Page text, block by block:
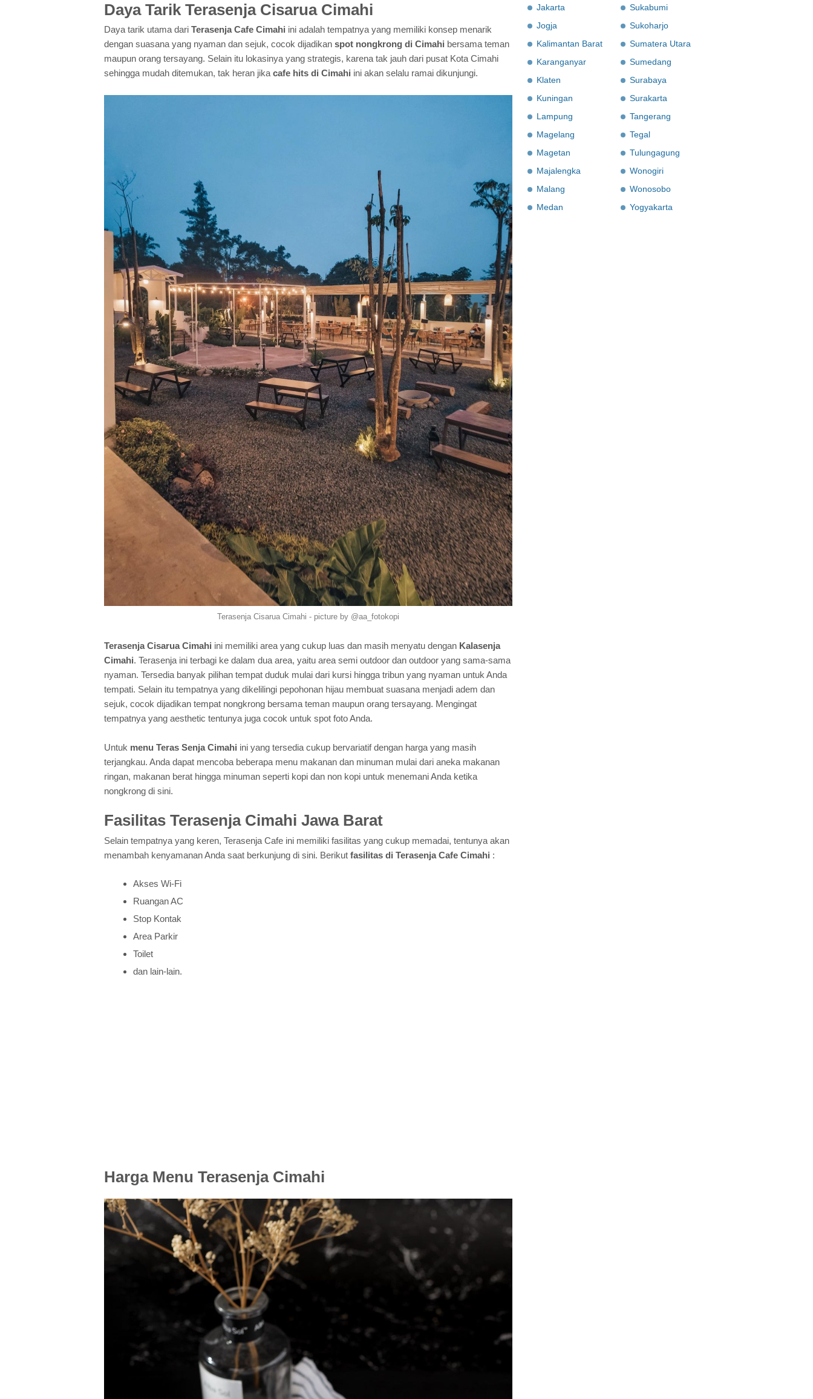
Daya Tarik Terasenja Cisarua Cimahi
Daya tarik utama dari Terasenja Cafe Cimahi ini adalah tempatnya yang memiliki konsep menarik
dengan suasana yang nyaman dan sejuk, cocok dijadikan spot nongkrong di Cimahi bersama teman
maupun orang tersayang. Selain itu lokasinya yang strategis, karena tak jauh dari pusat Kota Cimahi
sehingga mudah ditemukan, tak heran jika cafe hits di Cimahi ini akan selalu ramai dikunjungi.
Terasenja Cisarua Cimahi - picture by @aa_fotokopi
Terasenja Cisarua Cimahi ini memiliki area yang cukup luas dan masih menyatu dengan Kalasenja
Cimahi. Terasenja ini terbagi ke dalam dua area, yaitu area semi outdoor dan outdoor yang sama-sama
nyaman. Tersedia banyak pilihan tempat duduk mulai dari kursi hingga tribun yang nyaman untuk Anda
tempati. Selain itu tempatnya yang dikelilingi pepohonan hijau membuat suasana menjadi adem dan
sejuk, cocok dijadikan tempat nongkrong bersama teman maupun orang tersayang. Mengingat
tempatnya yang aesthetic tentunya juga cocok untuk spot foto Anda.
Untuk menu Teras Senja Cimahi ini yang tersedia cukup bervariatif dengan harga yang masih
terjangkau. Anda dapat mencoba beberapa menu makanan dan minuman mulai dari aneka makanan
ringan, makanan berat hingga minuman seperti kopi dan non kopi untuk menemani Anda ketika
nongkrong di sini.
Fasilitas Terasenja Cimahi Jawa Barat
Selain tempatnya yang keren, Terasenja Cafe ini memiliki fasilitas yang cukup memadai, tentunya akan
menambah kenyamanan Anda saat berkunjung di sini. Berikut fasilitas di Terasenja Cafe Cimahi :
Akses Wi-Fi
Ruangan AC
Stop Kontak
Area Parkir
Toilet
dan lain-lain.
Harga Menu Terasenja Cimahi
Jakarta
Jogja
Kalimantan Barat
Karanganyar
Klaten
Kuningan
Lampung
Magelang
Magetan
Majalengka
Malang
Medan
Sukabumi
Sukoharjo
Sumatera Utara
Sumedang
Surabaya
Surakarta
Tangerang
Tegal
Tulungagung
Wonogiri
Wonosobo
Yogyakarta